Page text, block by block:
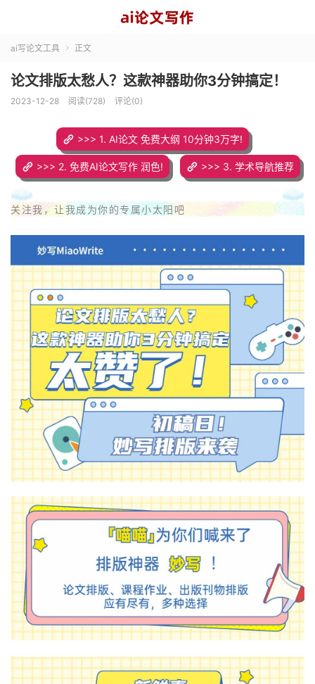
ai写论文工具  正文
论文排版太愁人？这款神器助你3分钟搞定！
2023-12-28 阅读(728) 评论(0)
>>> 1. AI论文 免费大纲 10分钟3万字!
>>> 2. 免费AI论文写作 润色! >>> 3. 学术导航推荐
关注我，让我成为你的专属小太阳吧